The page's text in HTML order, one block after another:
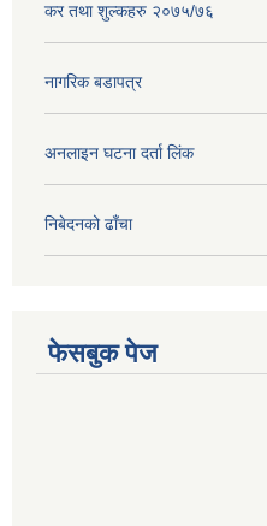
कर तथा शुल्कहरु २०७५/७६
नागरिक बडापत्र
अनलाइन घटना दर्ता लिंक
निबेदनको ढाँचा
फेसबुक पेज